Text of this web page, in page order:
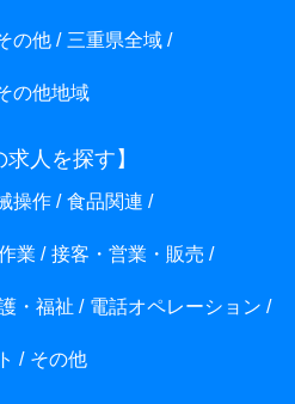
の他 三重県全域
の他地域
人を探す】
操作 食品関連
業 接客・営業・販売
・福祉 電話オペレーション
その他